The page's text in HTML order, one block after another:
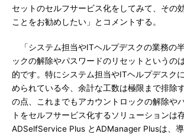
セットのセルフサービス化をしてみて、その
ことをお勧めしたい」とコメントする。
「システム担当やITヘルプデスクの業務の
ックの解除やパスワードのリセットというの
的です。特にシステム担当やITヘルプデスク
められている今、余計な工数は極限まで排除
の点、これまでもアカウントロックの解除や
トをセルフサービス化するソリューションは
ADSelfService Plus とADManager Plusは、